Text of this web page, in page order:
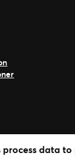
data